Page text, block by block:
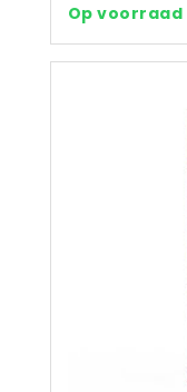
Op voorraad